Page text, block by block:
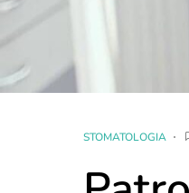
STOMATOLOGIA